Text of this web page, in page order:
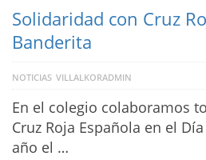
Solidaridad con Cruz
Banderita
NOTICIAS VILLALKORADMIN
En el colegio colaboramos
Cruz Roja Española en el
año el …